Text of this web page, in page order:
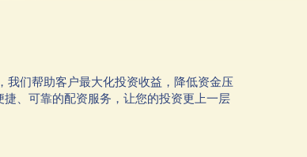
们帮助客户最大化投资收益，降低资金压
、可靠的配资服务，让您的投资更上一层